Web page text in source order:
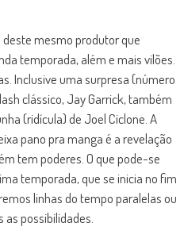
mesmo produtor que
temporada, além e mais vilões.
Inclusive uma surpresa (número
clássico, Jay Garrick, também
(ridícula) de Joel Ciclone. A
pano pra manga é a revelação
tem poderes. O que pode-se
temporada, que se inicia no fim
linhas do tempo paralelas ou
possibilidades.